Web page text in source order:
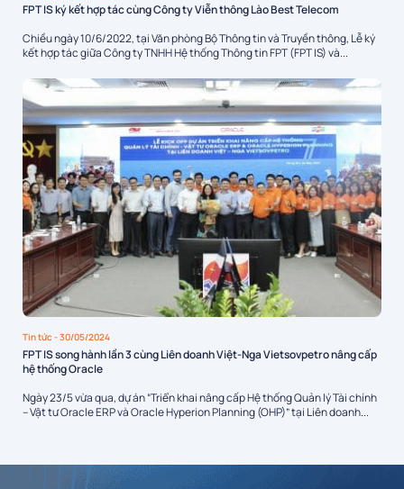
FPT IS ký kết hợp tác cùng Công ty Viễn thông Lào Best Telecom
Chiều ngày 10/6/2022, tại Văn phòng Bộ Thông tin và Truyền thông, Lễ ký
kết hợp tác giữa Công ty TNHH Hệ thống Thông tin FPT (FPT IS) và...
Tin tức- 30/05/2024
FPT IS song hành lần 3 cùng Liên doanh Việt-Nga Vietsovpetro nâng cấp
hệ thống Oracle
Ngày 23/5 vừa qua, dự án “Triển khai nâng cấp Hệ thống Quản lý Tài chính
– Vật tư Oracle ERP và Oracle Hyperion Planning (OHP)” tại Liên doanh...